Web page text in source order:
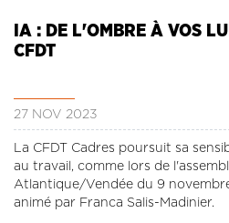
IA : DE L'OMBRE À VOS
CFDT
27 NOV 2023
La CFDT Cadres poursuit sa
au travail, comme lors de
Atlantique/Vendée du 9
animé par Franca Salis-Madinier.